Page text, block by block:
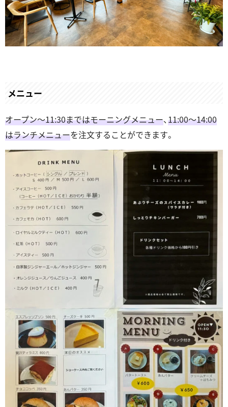
メニュー
オープン～11:30まではモーニングメニュー、11:00～14:00
はランチメニューを注文することができます。